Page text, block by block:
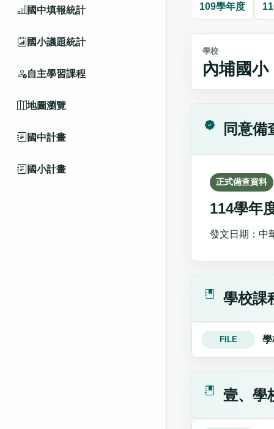
國中填報統計
國小議題統計
自主學習課程
地圖瀏覽
國中計畫
國小計畫
109學年度
學校
內埔國小
同意備
正式備查資料
114學年
發文日期：中
學校課
FILE
壹、學